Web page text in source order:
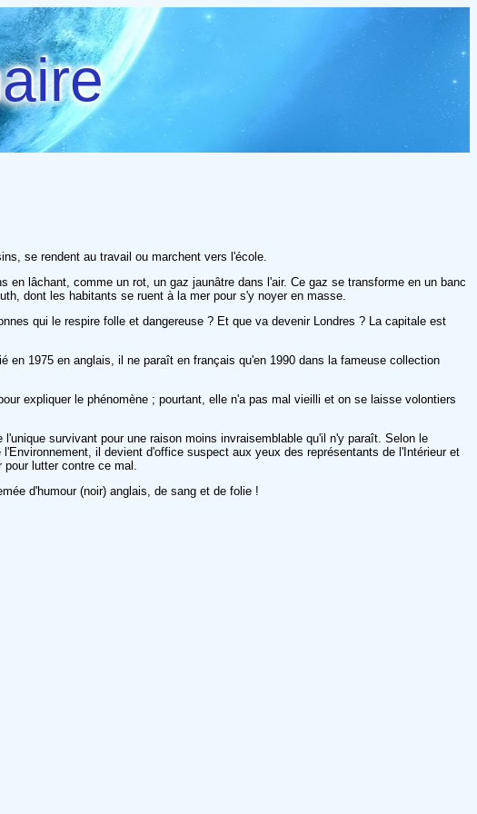
se rendent au travail ou marchent vers l'école.
lâchant, comme un rot, un gaz jaunâtre dans l'air. Ce gaz se transforme en un banc
dont les habitants se ruent à la mer pour s'y noyer en masse.
qui le respire folle et dangereuse ? Et que va devenir Londres ? La capitale est
en 1975 en anglais, il ne paraît en français qu'en 1990 dans la fameuse collection
expliquer le phénomène ; pourtant, elle n'a pas mal vieilli et on se laisse volontiers
survivant pour une raison moins invraisemblable qu'il n'y paraît. Selon le
il devient d'office suspect aux yeux des représentants de l'Intérieur et
lutter contre ce mal.
d'humour (noir) anglais, de sang et de folie !